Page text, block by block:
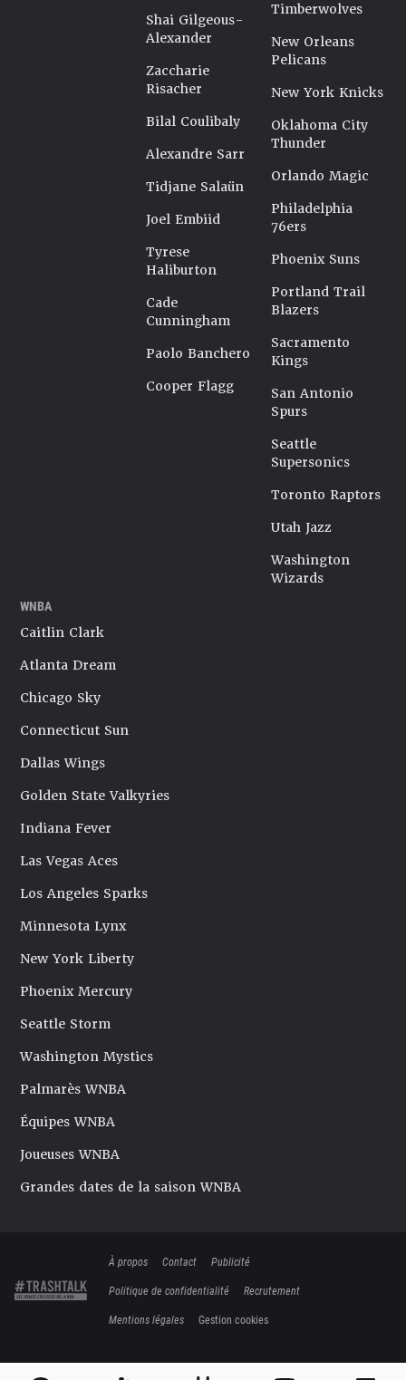
Shai Gilgeous-
Alexander
Zaccharie
Risacher
Bilal Coulibaly
Alexandre Sarr
Tidjane Salaün
Joel Embiid
Tyrese
Haliburton
Cade
Cunningham
Paolo Banchero
Cooper Flagg
Timberwolves
New Orleans
Pelicans
New York Knicks
Oklahoma City
Thunder
Orlando Magic
Philadelphia
76ers
Phoenix Suns
Portland Trail
Blazers
Sacramento
Kings
San Antonio
Spurs
Seattle
Supersonics
Toronto Raptors
Utah Jazz
Washington
Wizards
WNBA
Caitlin Clark
Atlanta Dream
Chicago Sky
Connecticut Sun
Dallas Wings
Golden State Valkyries
Indiana Fever
Las Vegas Aces
Los Angeles Sparks
Minnesota Lynx
New York Liberty
Phoenix Mercury
Seattle Storm
Washington Mystics
Palmarès WNBA
Équipes WNBA
Joueuses WNBA
Grandes dates de la saison WNBA
À propos Contact
Publicité
Politique de confidentialité
Recrutement
Mentions légales
Gestion cookies